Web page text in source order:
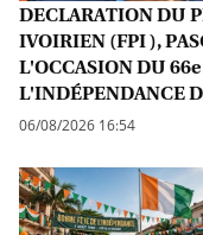
DECLARATION DU
IVOIRIEN (FPI ),
L'OCCASION DU
L'INDÉPENDANCE
06/08/2026 16:54